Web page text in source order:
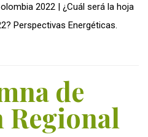
2022 | ¿Cuál será la hoja
Perspectivas Energéticas.
de